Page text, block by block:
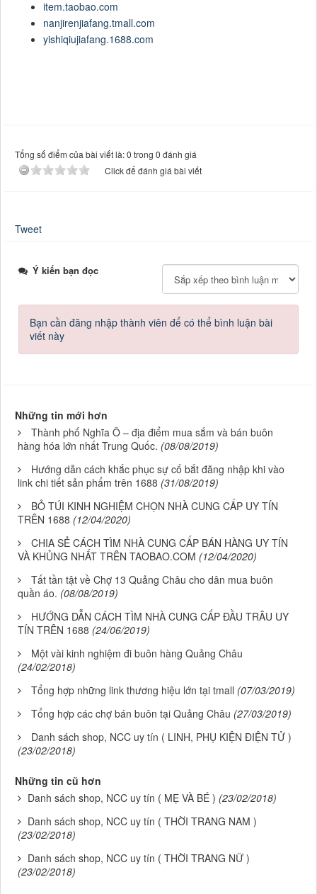
item.taobao.com
nanjirenjiafang.tmall.com
yishiqiujiafang.1688.com
Tổng số điểm của bài viết là: 0 trong 0 đánh giá
Click để đánh giá bài viết
Tweet
Ý kiến bạn đọc
Bạn cần đăng nhập thành viên để có thể bình luận bài
viết này
Những tin mới hơn
Thành phố Nghĩa Ô – địa điểm mua sắm và bán buôn
hàng hóa lớn nhất Trung Quốc. (08/08/2019)
Hướng dẫn cách khắc phục sự cố bắt đăng nhập khi vào
link chi tiết sản phẩm trên 1688 (31/08/2019)
BỎ TÚI KINH NGHIỆM CHỌN NHÀ CUNG CẤP UY TÍN
TRÊN 1688 (12/04/2020)
CHIA SẺ CÁCH TÌM NHÀ CUNG CẤP BÁN HÀNG UY TÍN
VÀ KHỦNG NHẤT TRÊN TAOBAO.COM (12/04/2020)
Tất tần tật về Chợ 13 Quảng Châu cho dân mua buôn
quần áo. (08/08/2019)
HƯỚNG DẪN CÁCH TÌM NHÀ CUNG CẤP ĐẦU TRÂU UY
TÍN TRÊN 1688 (24/06/2019)
Một vài kinh nghiệm đi buôn hàng Quảng Châu
(24/02/2018)
Tổng hợp những link thương hiệu lớn tại tmall (07/03/2019)
Tổng hợp các chợ bán buôn tại Quảng Châu (27/03/2019)
Danh sách shop, NCC uy tín ( LINH, PHỤ KIỆN ĐIỆN TỬ )
(23/02/2018)
Những tin cũ hơn
Danh sách shop, NCC uy tín ( MẸ VÀ BÉ ) (23/02/2018)
Danh sách shop, NCC uy tín ( THỜI TRANG NAM )
(23/02/2018)
Danh sách shop, NCC uy tín ( THỜI TRANG NỮ )
(23/02/2018)